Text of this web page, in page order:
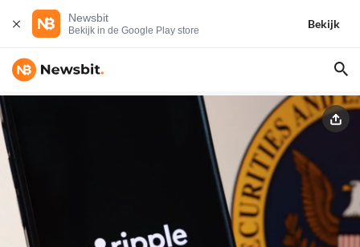
Newsbit
Bekijk in de Google Play store
Bekijk